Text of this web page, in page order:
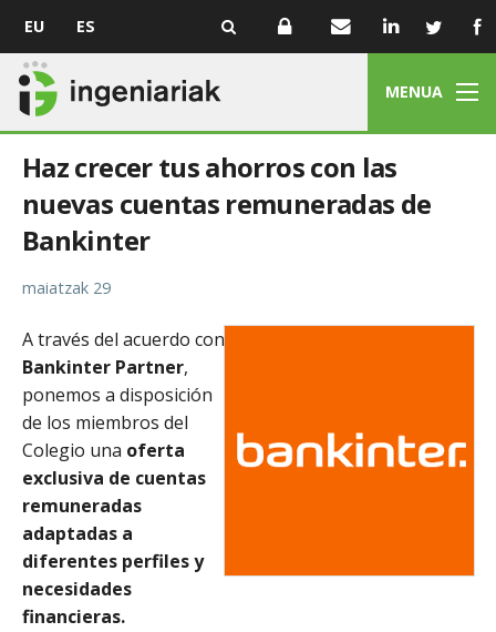
EU ES
MENUA
Haz crecer tus ahorros con las
nuevas cuentas remuneradas de
Bankinter
maiatzak 29
A través del acuerdo con
Bankinter Partner,
ponemos a disposición
de los miembros del
Colegio una oferta
exclusiva de cuentas
remuneradas
adaptadas a
diferentes perfiles y
necesidades
financieras.